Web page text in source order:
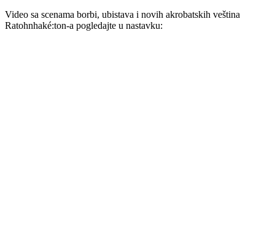
Video sa scenama borbi, ubistava i novih akrobatskih veština
Ratohnhaké:ton-a pogledajte u nastavku: